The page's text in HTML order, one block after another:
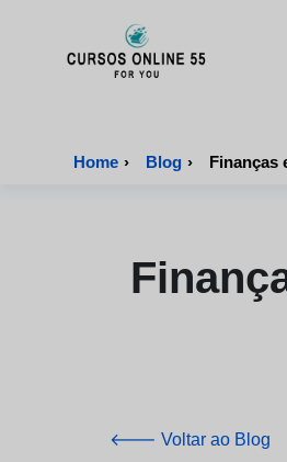
Home › Blog › Finanças
🡐 Voltar ao Blog